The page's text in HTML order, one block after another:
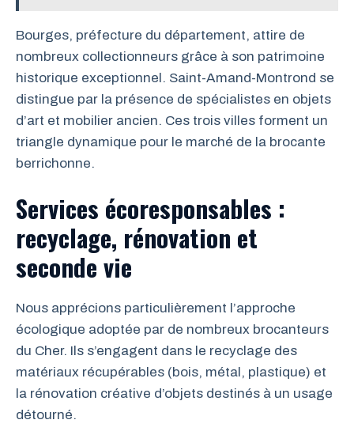
Bourges, préfecture du département, attire de
nombreux collectionneurs grâce à son patrimoine
historique exceptionnel. Saint-Amand-Montrond se
distingue par la présence de spécialistes en objets
d’art et mobilier ancien. Ces trois villes forment un
triangle dynamique pour le marché de la brocante
berrichonne.
Services écoresponsables :
recyclage, rénovation et
seconde vie
Nous apprécions particulièrement l’approche
écologique adoptée par de nombreux brocanteurs
du Cher. Ils s’engagent dans le recyclage des
matériaux récupérables (bois, métal, plastique) et
la rénovation créative d’objets destinés à un usage
détourné.